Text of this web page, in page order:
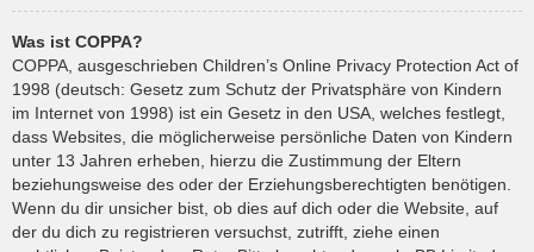
Was ist COPPA?
COPPA, ausgeschrieben Children’s Online Privacy Protection Act of
1998 (deutsch: Gesetz zum Schutz der Privatsphäre von Kindern
im Internet von 1998) ist ein Gesetz in den USA, welches festlegt,
dass Websites, die möglicherweise persönliche Daten von Kindern
unter 13 Jahren erheben, hierzu die Zustimmung der Eltern
beziehungsweise des oder der Erziehungsberechtigten benötigen.
Wenn du dir unsicher bist, ob dies auf dich oder die Website, auf
der du dich zu registrieren versuchst, zutrifft, ziehe einen